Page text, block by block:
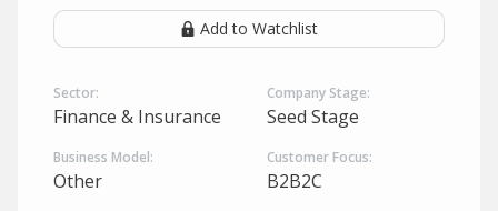
Add to Watchlist
Sector:
Finance & Insurance
Company Stage:
Seed Stage
Business Model:
Other
Customer Focus:
B2B2C